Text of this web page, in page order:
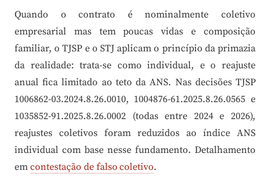
Quando o contrato é nominalmente coletivo
empresarial mas tem poucas vidas e composição
familiar, o TJSP e o STJ aplicam o princípio da primazia
da realidade: trata-se como individual, e o reajuste
anual fica limitado ao teto da ANS. Nas decisões TJSP
1006862-03.2024.8.26.0010, 1004876-61.2025.8.26.0565 e
1035852-91.2025.8.26.0002 (todas entre 2024 e 2026),
reajustes coletivos foram reduzidos ao índice ANS
individual com base nesse fundamento. Detalhamento
em contestação de falso coletivo.